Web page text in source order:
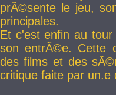
prÃ©sente le jeu,
principales.
Et c'est enfin au
son entrÃ©e. Cette
des films et des
critique faite par